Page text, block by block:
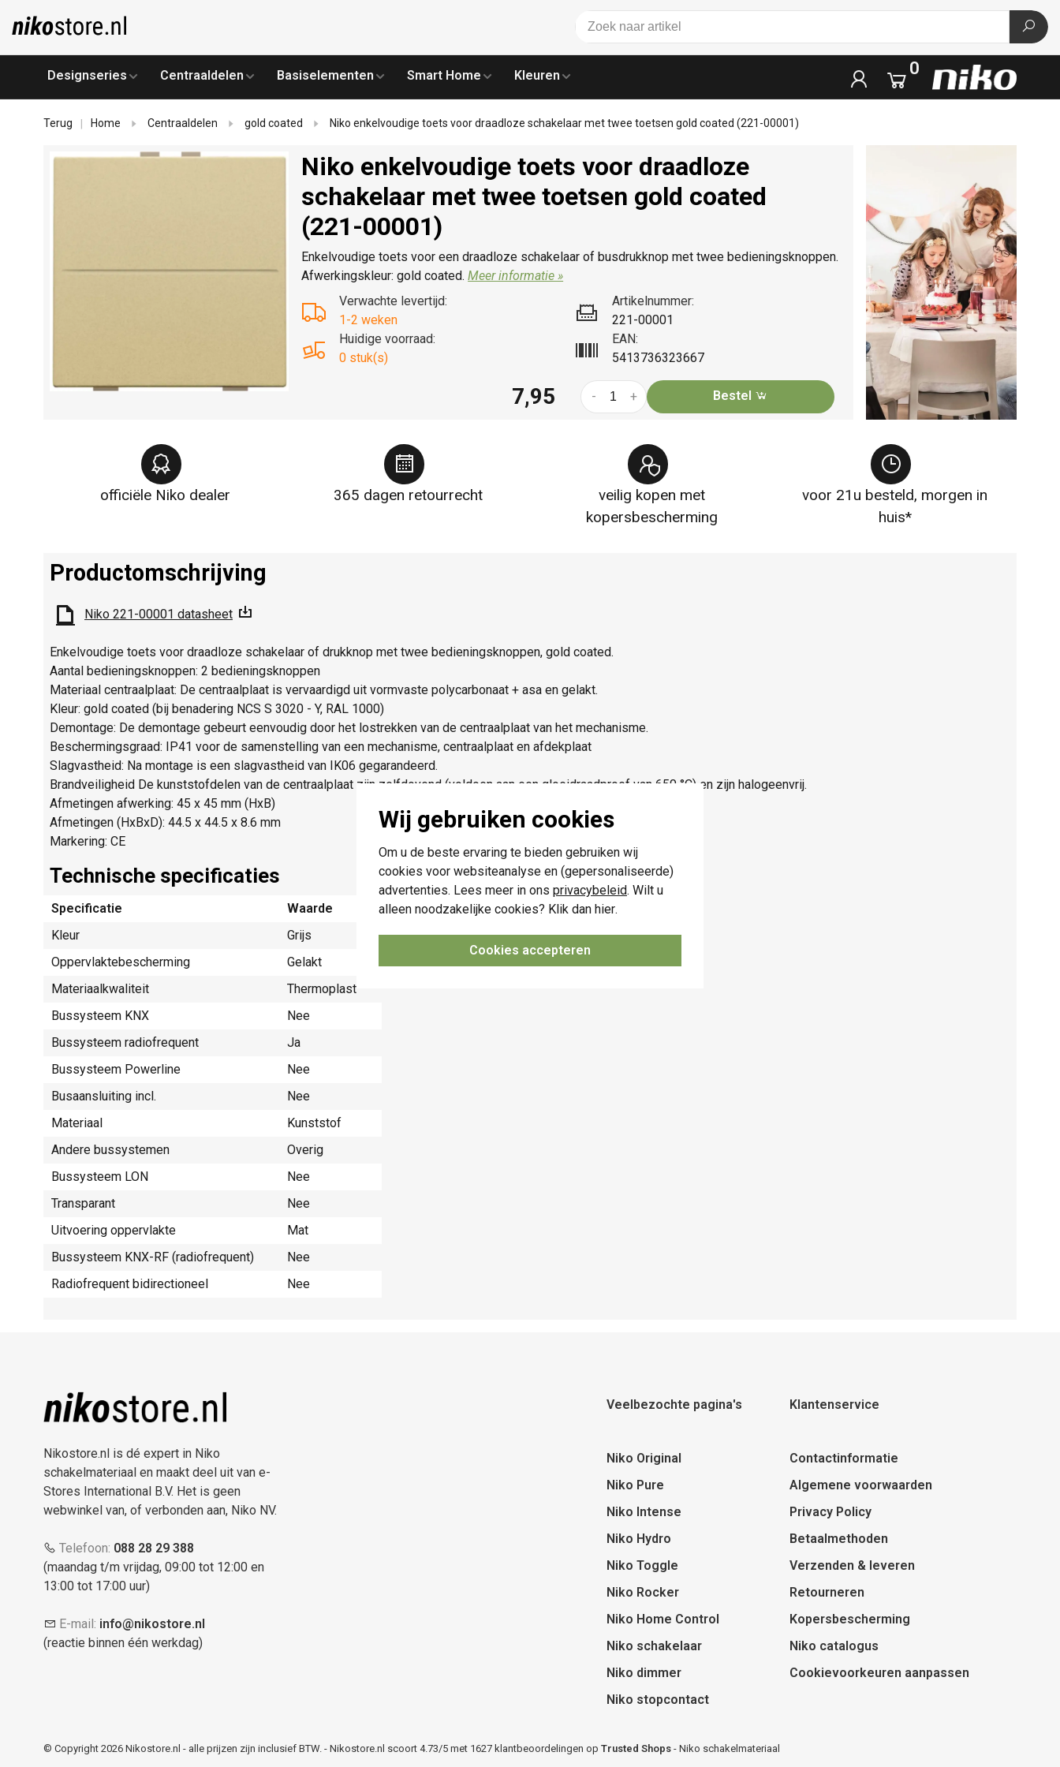
Wij gebruiken cookies
Om u de beste ervaring te bieden gebruiken wij
cookies voor websiteanalyse en (gepersonaliseerde)
advertenties. Lees meer in ons privacybeleid. Wilt u
alleen noodzakelijke cookies? Klik dan hier.
Cookies accepteren
Designseries Centraaldelen Basiselementen Smart Home Kleuren 0
Terug Home Centraaldelen gold coated Niko enkelvoudige toets voor draadloze schakelaar met twee toetsen gold coated (221-00001)
Niko enkelvoudige toets voor draadloze
schakelaar met twee toetsen gold coated
(221-00001)
Enkelvoudige toets voor een draadloze schakelaar of busdrukknop met twee bedieningsknoppen.
Afwerkingskleur: gold coated.Meer informatie »
Verwachte levertijd:
1-2 weken
Huidige voorraad:
0 stuk(s)
Artikelnummer:
221-00001
EAN:
5413736323667
7,95 +
- Bestel
officiële Niko dealer 365 dagen retourrecht
veilig kopen met
kopersbescherming
voor 21u besteld, morgen in
huis*
Productomschrijving
Niko 221-00001 datasheet
Enkelvoudige toets voor draadloze schakelaar of drukknop met twee bedieningsknoppen, gold coated.
Aantal bedieningsknoppen: 2 bedieningsknoppen
Materiaal centraalplaat: De centraalplaat is vervaardigd uit vormvaste polycarbonaat + asa en gelakt.
Kleur: gold coated (bij benadering NCS S 3020 - Y, RAL 1000)
Demontage: De demontage gebeurt eenvoudig door het lostrekken van de centraalplaat van het mechanisme.
Beschermingsgraad: IP41 voor de samenstelling van een mechanisme, centraalplaat en afdekplaat
Slagvastheid: Na montage is een slagvastheid van IK06 gegarandeerd.
Brandveiligheid De kunststofdelen van de centraalplaat zijn zelfdovend (voldoen aan een gloeidraadproef van 650 °C) en zijn halogeenvrij.
Afmetingen afwerking: 45 x 45 mm (HxB)
Afmetingen (HxBxD): 44.5 x 44.5 x 8.6 mm
Markering: CE
Technische specificaties
Specificatie
Waarde
Kleur
Grijs
Oppervlaktebescherming
Gelakt
Materiaalkwaliteit
Thermoplast
Bussysteem KNX
Nee
Bussysteem radiofrequent
Ja
Bussysteem Powerline
Nee
Busaansluiting incl.
Nee
Materiaal
Kunststof
Andere bussystemen
Overig
Bussysteem LON
Nee
Transparant
Nee
Uitvoering oppervlakte
Mat
Bussysteem KNX-RF (radiofrequent)
Nee
Radiofrequent bidirectioneel
Nee
Nikostore.nl is dé expert in Niko
schakelmateriaal en maakt deel uit van e-
Stores International B.V. Het is geen
webwinkel van, of verbonden aan, Niko NV.
Telefoon: 088 28 29 388
(maandag t/m vrijdag, 09:00 tot 12:00 en
13:00 tot 17:00 uur)
E-mail: info@nikostore.nl
(reactie binnen één werkdag)
Veelbezochte pagina's
Niko Original
Niko Pure
Niko Intense
Niko Hydro
Niko Toggle
Niko Rocker
Niko Home Control
Niko schakelaar
Niko dimmer
Niko stopcontact
Klantenservice
Contactinformatie
Algemene voorwaarden
Privacy Policy
Betaalmethoden
Verzenden & leveren
Retourneren
Kopersbescherming
Niko catalogus
Cookievoorkeuren aanpassen
© Copyright 2026 Nikostore.nl - alle prijzen zijn inclusief BTW. - Nikostore.nl scoort 4.73/5 met 1627 klantbeoordelingen op Trusted Shops - Niko schakelmateriaal